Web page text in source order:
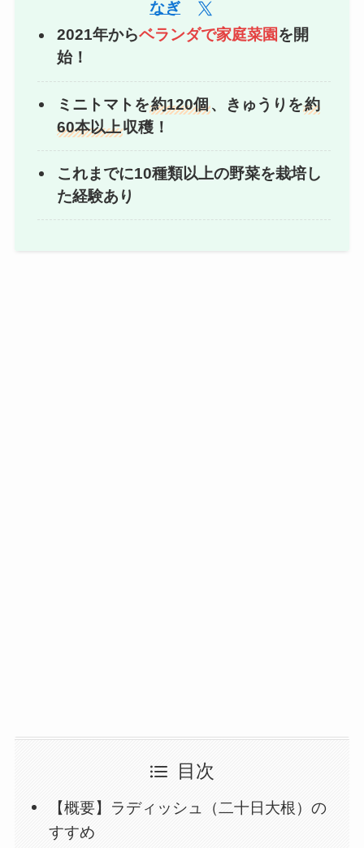
なぎ
2021年からベランダで家庭菜園 を開
始！
ミニトマトを約120個、きゅうりを約
60本以上収穫！
これまでに10種類以上の野菜を栽培し
た経験あり
目次
【概要】ラディッシュ（二十日大根）の
すすめ